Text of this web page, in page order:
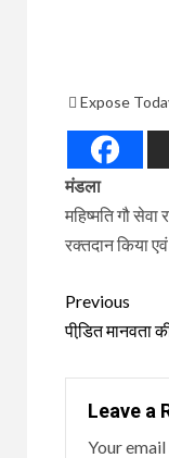
Expose
मंडला
महिष्मति गौ
रक्तदान किया
Previous
पीडि़त मानवता
Leave a
Your